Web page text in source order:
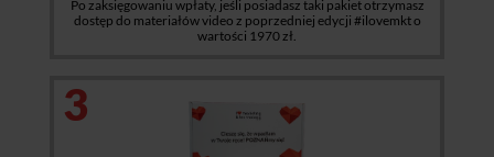
Po zaksięgowaniu wpłaty, jeśli posiadasz taki pakiet otrzymasz
dostęp do materiałów video z poprzedniej edycji #ilovemkt o
wartości 1970 zł.
3